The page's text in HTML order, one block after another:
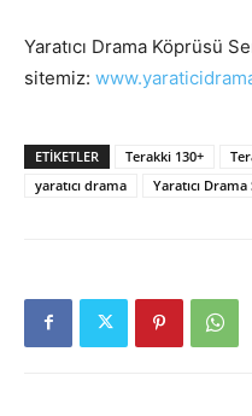
Yaratıcı Drama Köprüsü
sitemiz:
ETIKETLER Terakki 130+
yaratıcı drama
Yaratıcı